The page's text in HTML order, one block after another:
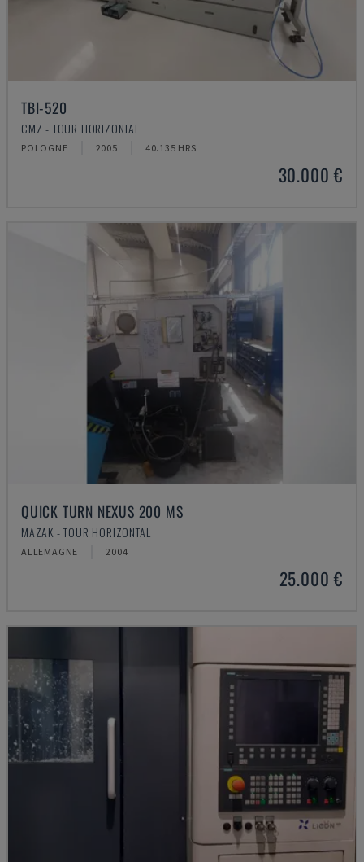
TBI-520
CMZ - TOUR HORIZONTAL
POLOGNE 2005 40.135 HRS
30.000 €
QUICK TURN NEXUS 200 MS
MAZAK - TOUR HORIZONTAL
ALLEMAGNE 2004
25.000 €